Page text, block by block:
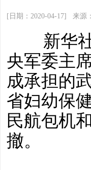
[日期：2020-04-17] 来
新华社
央军委主
成承担的
省妇幼保
民航包机
撤。